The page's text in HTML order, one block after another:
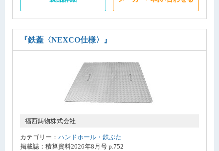
『鉄蓋〈NEXCO仕様〉』
福西鋳物株式会社
カテゴリー： ハンドホール・鉄ぶた
掲載誌：積算資料2026年8月号 p.752